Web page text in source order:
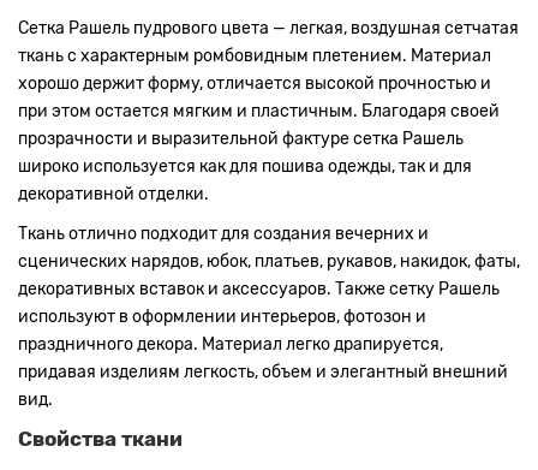
Сетка Рашель пудрового цвета — легкая, воздушная сетчатая
ткань с характерным ромбовидным плетением. Материал
хорошо держит форму, отличается высокой прочностью и
при этом остается мягким и пластичным. Благодаря своей
прозрачности и выразительной фактуре сетка Рашель
широко используется как для пошива одежды, так и для
декоративной отделки.
Ткань отлично подходит для создания вечерних и
сценических нарядов, юбок, платьев, рукавов, накидок, фаты,
декоративных вставок и аксессуаров. Также сетку Рашель
используют в оформлении интерьеров, фотозон и
праздничного декора. Материал легко драпируется,
придавая изделиям легкость, объем и элегантный внешний
вид.
Свойства ткани